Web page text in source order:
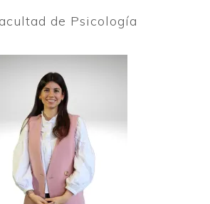
de Psicología